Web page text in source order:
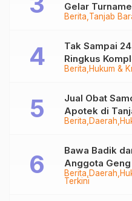
Berita Tanjab
Gelar
Juta
Berita Hukum &
Tak Sampai
Ringkus
Tungkal
Berita Daerah
Jual Obat
Apotek di
Berita Daerah
Terkini
Bawa Badik
Anggota
Diringkus